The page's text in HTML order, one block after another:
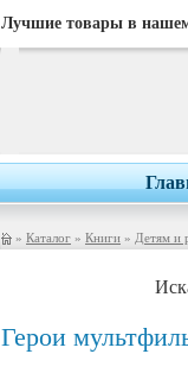
Лучшие товары в
» Каталог » Книги » Детям и
Герои